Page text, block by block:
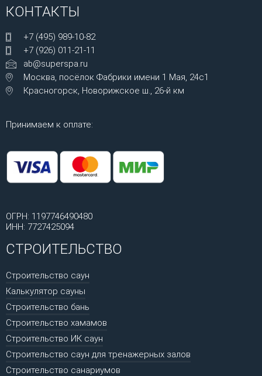
КОНТАКТЫ
+7 (495) 989-10-82
+7 (926) 011-21-11
ab@superspa.ru
Москва, посёлок Фабрики имени 1 Мая, 24с1
Красногорск, Новорижское ш., 26-й км
Принимаем к оплате:
ОГРН: 1197746490480
ИНН: 7727425094
СТРОИТЕЛЬСТВО
Строительство саун
Калькулятор сауны
Строительство бань
Строительство хамамов
Строительство ИК саун
Строительство саун для тренажерных залов
Строительство санариумов